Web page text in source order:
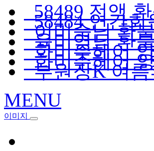
58489 전액
58484 연간
이미숙님 환
육미영님 환
화미주헤어
화미주헤어
부원장K 여
MENU
이미지